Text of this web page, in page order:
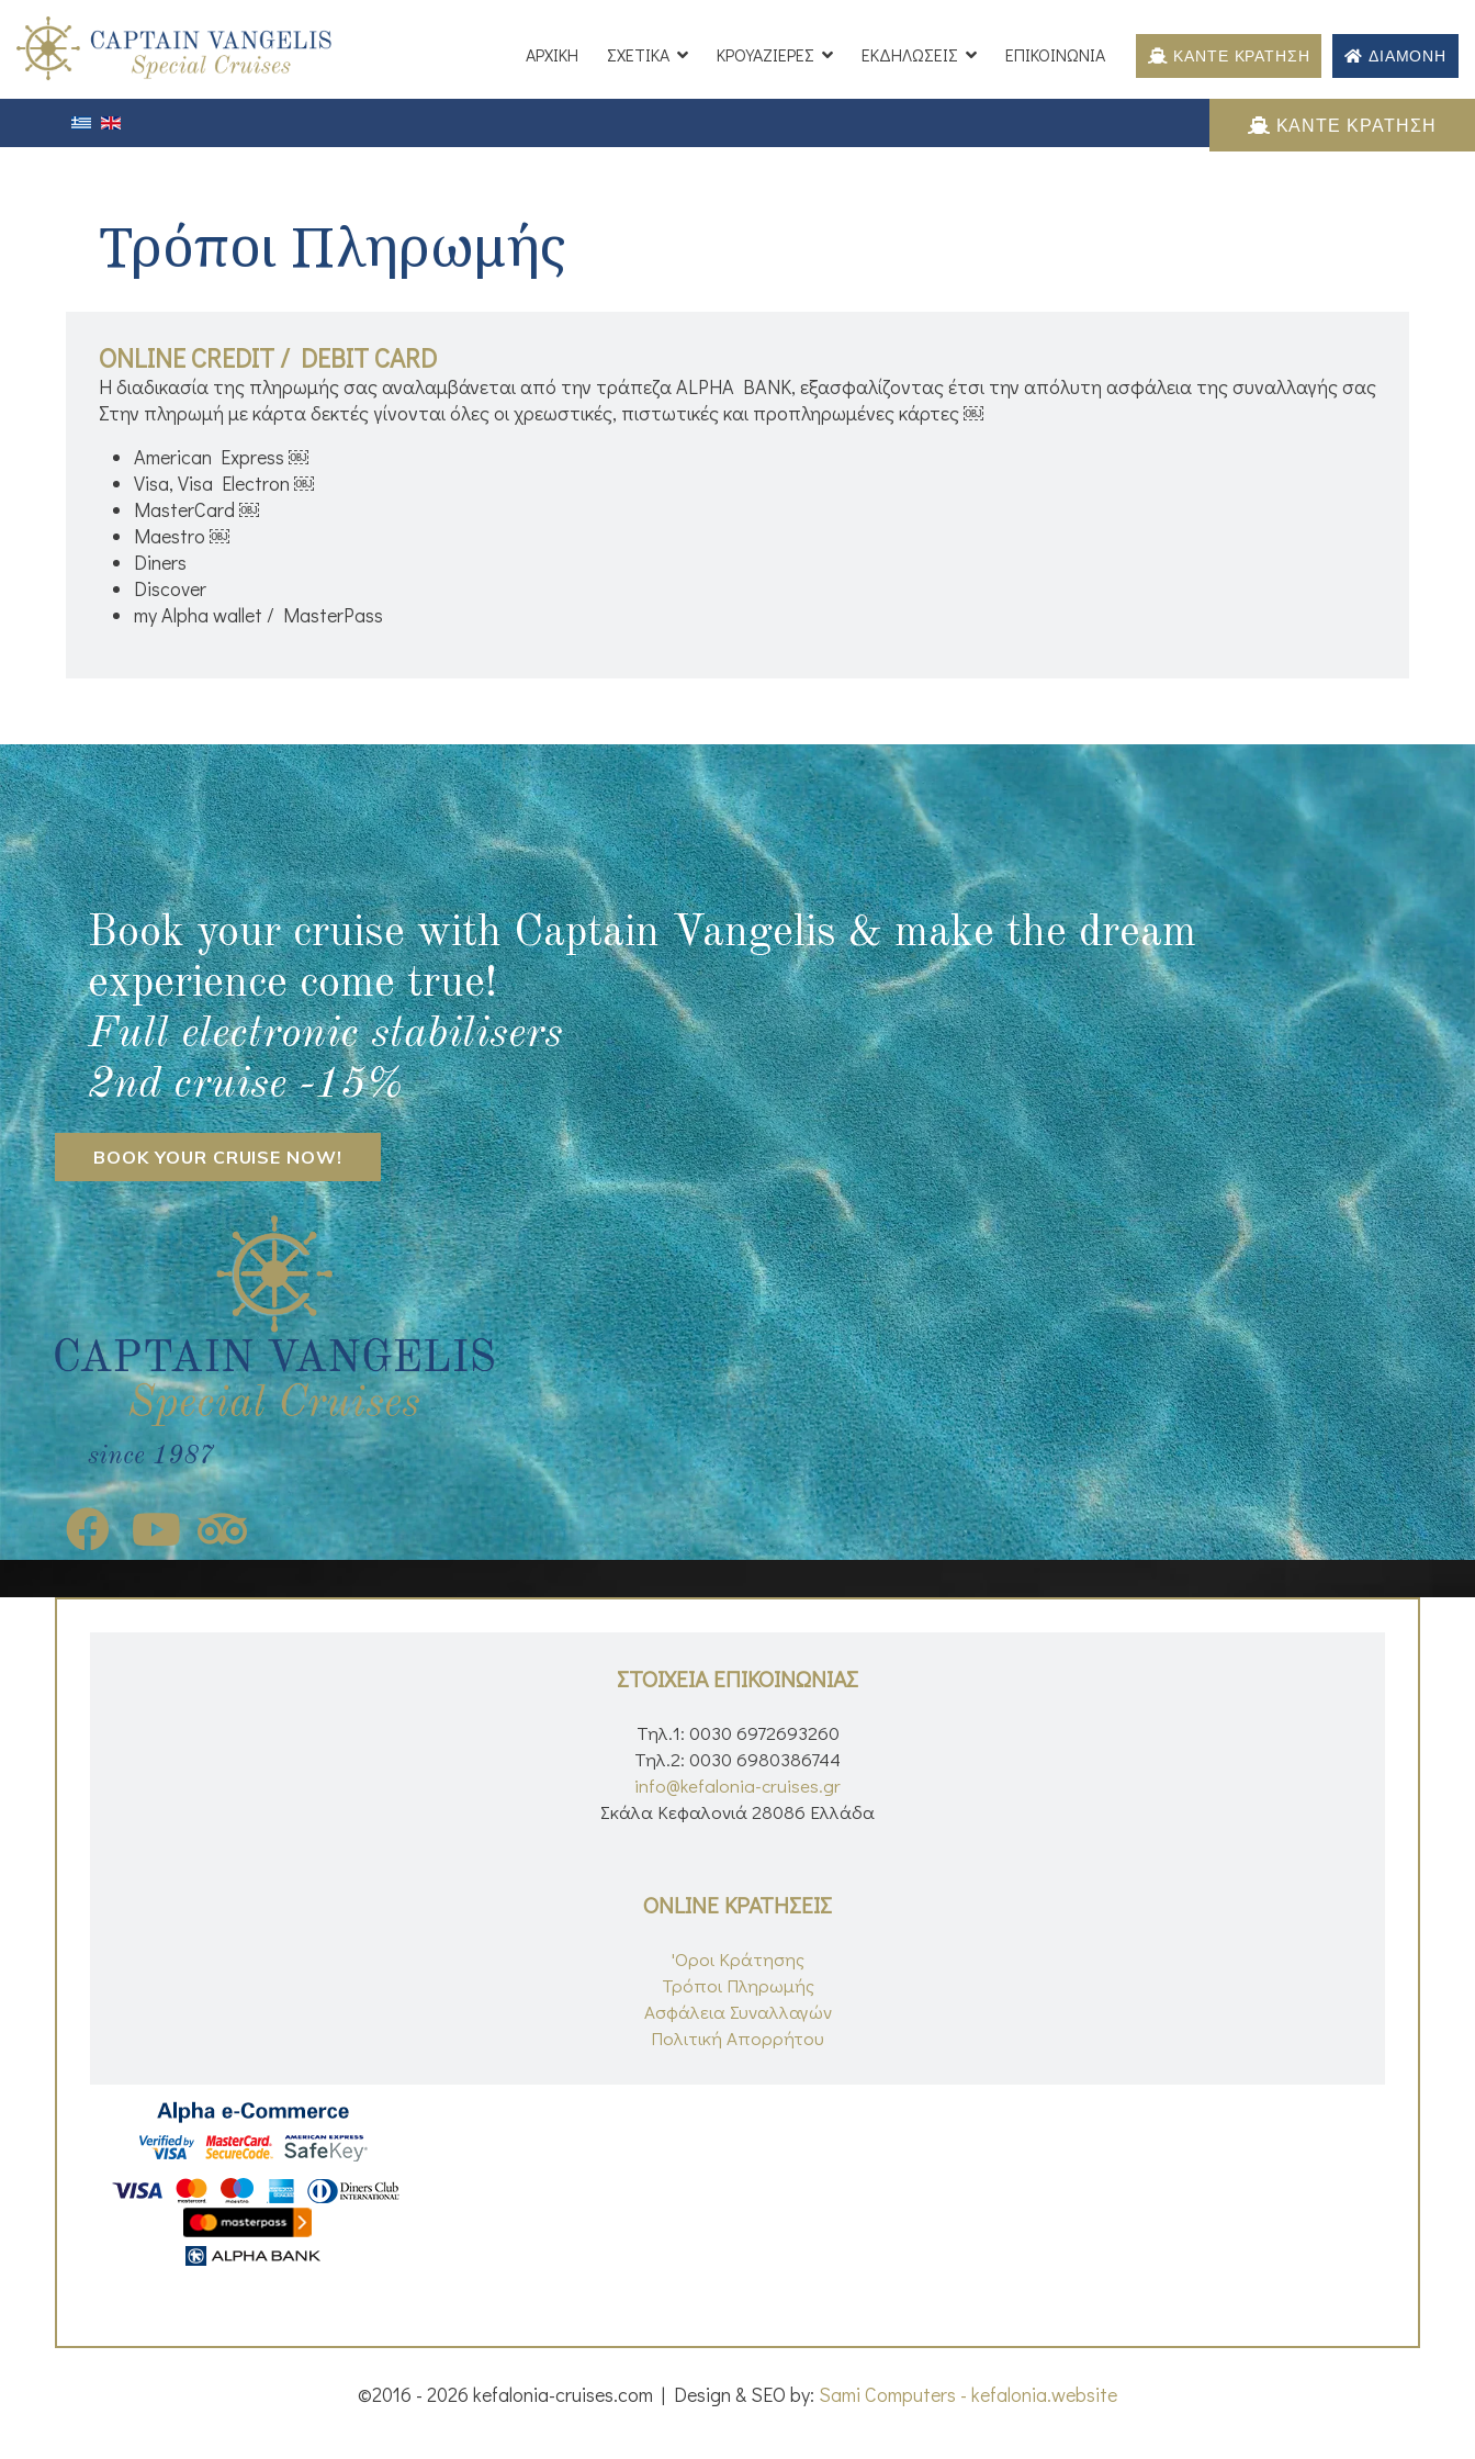
ΚΑΝΤΕ ΚΡΑΤΗΣΗ ΔΙΑΜΟΝΗ
ΑΡΧΙΚΗ ΣΧΕΤΙΚΑ ΚΡΟΥΑΖΙΕΡΕΣ ΕΚΔΗΛΩΣΕΙΣ ΕΠΙΚΟΙΝΩΝΙΑ
Τρόποι Πληρωμής
ONLINE CREDIT / DEBIT CARD
Η διαδικασία της πληρωμής σας αναλαμβάνεται από την τράπεζα ALPHA BANK, εξασφαλίζοντας έτσι την απόλυτη ασφάλεια της συναλλαγής σας
Στην πληρωμή με κάρτα δεκτές γίνονται όλες οι χρεωστικές, πιστωτικές και προπληρωμένες κάρτες ￼
American Express ￼
Visa, Visa Electron ￼
MasterCard ￼
Maestro ￼
Diners
Discover
my Alpha wallet / MasterPass
ΚΑΝΤΕ ΚΡΑΤΗΣΗ
Book your cruise with Captain Vangelis & make the dream
experience come true!
Full electronic stabilisers
2nd cruise -15%
BOOK YOUR CRUISE NOW!
since 1987
ΣΤΟΙΧΕΙΑ ΕΠΙΚΟΙΝΩΝΙΑΣ
Τηλ.1: 0030 6972693260
Τηλ.2: 0030 6980386744
info@kefalonia-cruises.gr
Σκάλα Κεφαλονιά 28086 Ελλάδα
ONLINE ΚΡΑΤΗΣΕΙΣ
'Οροι Κράτησης
Τρόποι Πληρωμής
Ασφάλεια Συναλλαγών
Πολιτική Απορρήτου
©2016 - 2026 kefalonia-cruises.com | Design & SEO by: Sami Computers - kefalonia.website